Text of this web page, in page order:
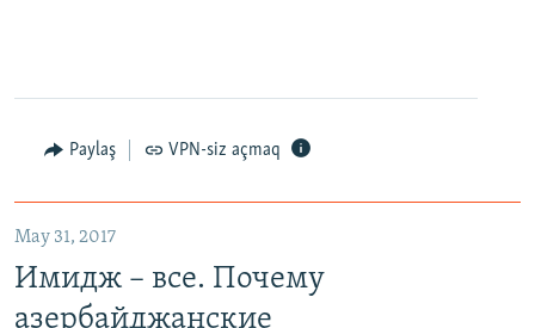
Paylaş VPN-siz açmaq
May 31, 2017
Имидж – все. Почему
азербайджанские
EMBED
Имидж – все. Почему азербайджанские правозащитники и независимые журналисты попадают в тюрьму